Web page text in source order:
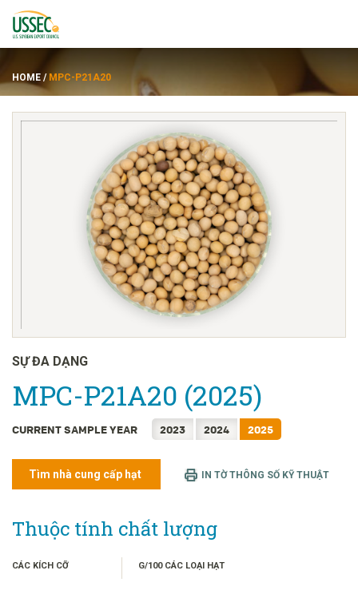
các nhà cung cấp
ENGLISH
FRANÇAIS
日本語
한국어
简体中文
ไทย
HOME / MPC-P21A20
SỰ ĐA DẠNG
MPC-P21A20 (2025)
CURRENT SAMPLE YEAR 2023 2024 2025
Tìm nhà cung cấp hạt IN TỜ THÔNG SỐ KỸ THUẬT
Thuộc tính chất lượng
CÁC KÍCH CỠ G/100 CÁC LOẠI HẠT